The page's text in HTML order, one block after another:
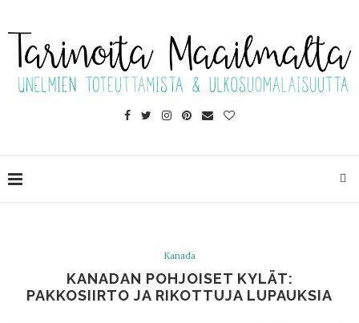
Kanada
KANADAN POHJOISET KYLÄT:
PAKKOSIIRTO JA RIKOTTUJA LUPAUKSIA